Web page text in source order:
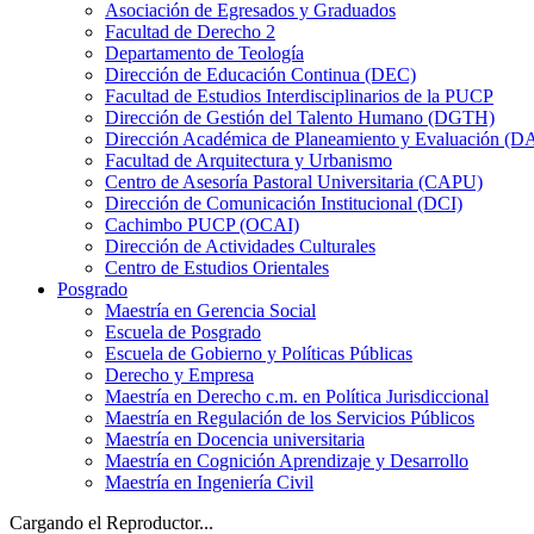
Asociación de Egresados y Graduados
Facultad de Derecho 2
Departamento de Teología
Dirección de Educación Continua (DEC)
Facultad de Estudios Interdisciplinarios de la PUCP
Dirección de Gestión del Talento Humano (DGTH)
Dirección Académica de Planeamiento y Evaluación
Facultad de Arquitectura y Urbanismo
Centro de Asesoría Pastoral Universitaria (CAPU)
Dirección de Comunicación Institucional (DCI)
Cachimbo PUCP (OCAI)
Dirección de Actividades Culturales
Centro de Estudios Orientales
Posgrado
Maestría en Gerencia Social
Escuela de Posgrado
Escuela de Gobierno y Políticas Públicas
Derecho y Empresa
Maestría en Derecho c.m. en Política Jurisdiccional
Maestría en Regulación de los Servicios Públicos
Maestría en Docencia universitaria
Maestría en Cognición Aprendizaje y Desarrollo
Maestría en Ingeniería Civil
Cargando el Reproductor...